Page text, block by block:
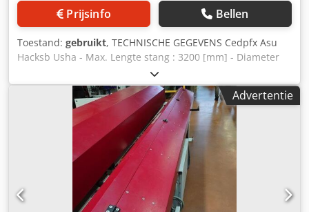
Prijsinfo Bellen
Toestand: gebruikt, TECHNISCHE GEGEVENS Cedpfx Asu
Hacksb Usha - Max. Lengte stang : 3200 [mm] - Diameter
Advertentie